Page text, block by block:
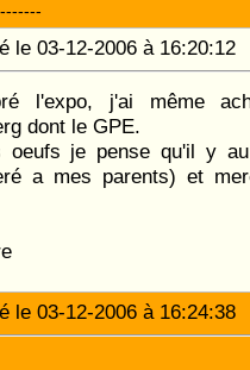
le 03-12-2006 à
l'expo, j'ai même
dont le GPE.
oeufs je pense qu'il y
a mes parents) et
le 03-12-2006 à